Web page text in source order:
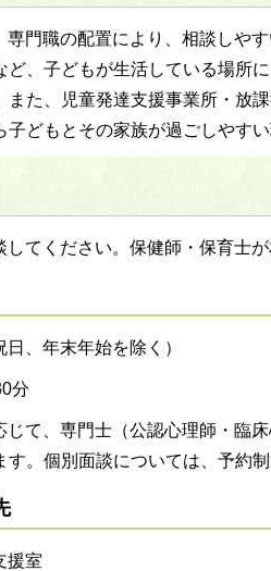
専門職の配置により、相談しや
ど、子どもが生活している場所
また、児童発達支援事業所・放
子どもとその家族が過ごしやす
してください。保健師・保育士が
、年末年始を除く）
分
て、専門士（公認心理師・臨床
。個別面談については、予約制
援室